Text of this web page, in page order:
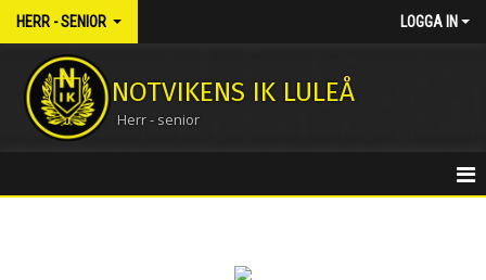
HERR - SENIOR LOGGA IN
NOTVIKENS IK LULEÅ
Herr - senior